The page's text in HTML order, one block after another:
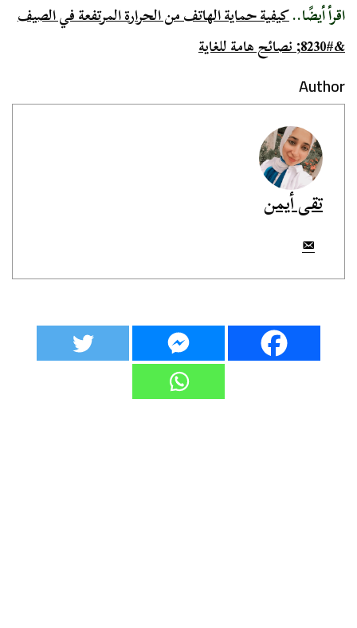
اقرأ أيضًا..كيفية حماية الهاتف من الحرارة المرتفعة في الصيف
&#8230; نصائح هامة للغاية
Author
تقى أيمن